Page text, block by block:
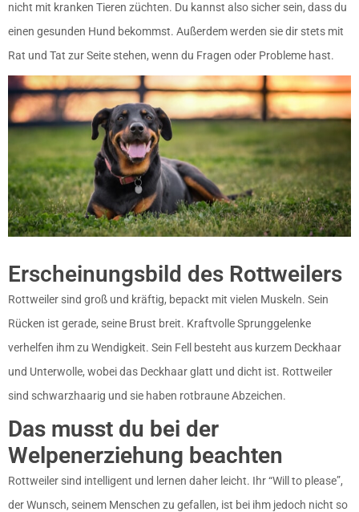
nicht mit kranken Tieren züchten. Du kannst also sicher sein, dass du
einen gesunden Hund bekommst. Außerdem werden sie dir stets mit
Rat und Tat zur Seite stehen, wenn du Fragen oder Probleme hast.
Erscheinungsbild des Rottweilers
Rottweiler sind groß und kräftig, bepackt mit vielen Muskeln. Sein
Rücken ist gerade, seine Brust breit. Kraftvolle Sprunggelenke
verhelfen ihm zu Wendigkeit. Sein Fell besteht aus kurzem Deckhaar
und Unterwolle, wobei das Deckhaar glatt und dicht ist. Rottweiler
sind schwarzhaarig und sie haben rotbraune Abzeichen.
Das musst du bei der
Welpenerziehung beachten
Rottweiler sind intelligent und lernen daher leicht. Ihr “Will to please”,
der Wunsch, seinem Menschen zu gefallen, ist bei ihm jedoch nicht so